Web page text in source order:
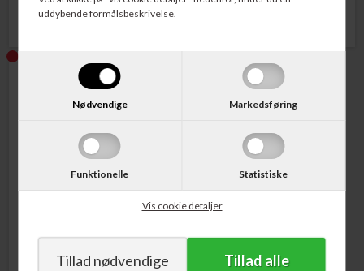
uddybende formålsbeskrivelse.
Nødvendige Markedsføring
Funktionelle Statistiske
Vis cookie detaljer
411,00 DKK